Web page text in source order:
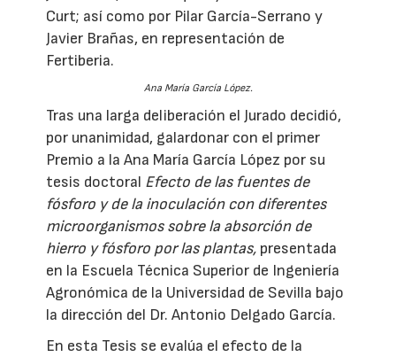
Curt; así como por Pilar García-Serrano y
Javier Brañas, en representación de
Fertiberia.
Ana María García López.
Tras una larga deliberación el Jurado decidió,
por unanimidad, galardonar con el primer
Premio a la Ana María García López por su
tesis doctoral Efecto de las fuentes de
fósforo y de la inoculación con diferentes
microorganismos sobre la absorción de
hierro y fósforo por las plantas, presentada
en la Escuela Técnica Superior de Ingeniería
Agronómica de la Universidad de Sevilla bajo
la dirección del Dr. Antonio Delgado García.
En esta Tesis se evalúa el efecto de la